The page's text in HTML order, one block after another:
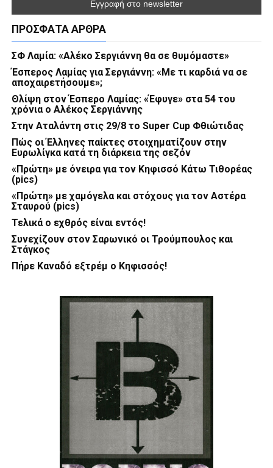
ΠΡΌΣΦΑΤΑ ΆΡΘΡΑ
ΣΦ Λαμία: «Αλέκο Σεργιάννη θα σε θυμόμαστε»
Έσπερος Λαμίας για Σεργιάννη: «Με τι καρδιά να σε
αποχαιρετήσουμε»;
Θλίψη στον Έσπερο Λαμίας: «Έφυγε» στα 54 του
χρόνια ο Αλέκος Σεργιάννης
Στην Αταλάντη στις 29/8 το Super Cup Φθιώτιδας
Πώς οι Έλληνες παίκτες στοιχηματίζουν στην
Ευρωλίγκα κατά τη διάρκεια της σεζόν
«Πρώτη» με όνειρα για τον Κηφισσό Κάτω Τιθορέας
(pics)
«Πρώτη» με χαμόγελα και στόχους για τον Αστέρα
Σταυρού (pics)
Τελικά ο εχθρός είναι εντός!
Συνεχίζουν στον Σαρωνικό οι Τρούμπουλος και
Στάγκος
Πήρε Καναδό εξτρέμ ο Κηφισσός!